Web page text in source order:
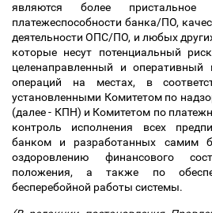
являются более
платежеспособности банка/ПО,
деятельности ОПС/ПО, и любых
которые несут потенциальный
целенаправленный и оперативный
операций на местах, в
установленными Комитетом по
(далее - КПН) и Комитетом по
контроль исполнения всех
банком и разработанных самим
оздоровлению финансового
положения, а также по
бесперебойной работы системы.